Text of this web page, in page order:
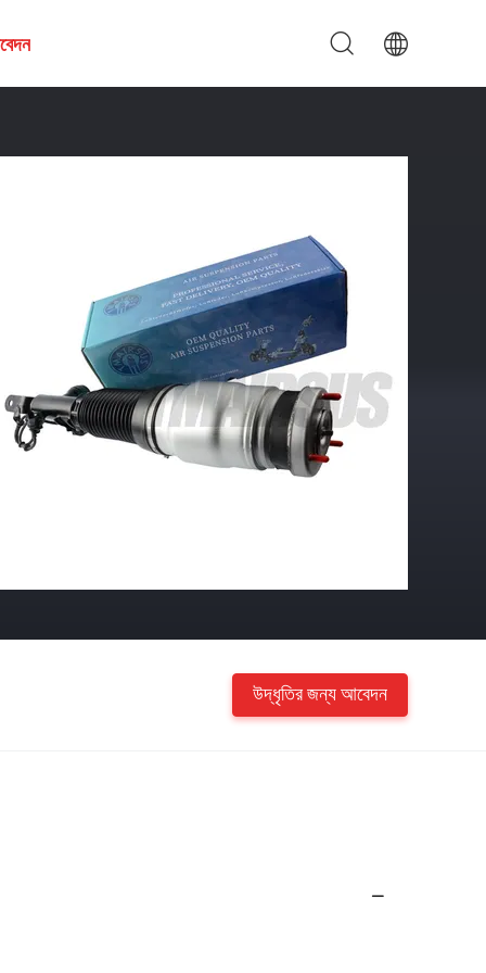
উদ্ধৃতির জন্য আবেদন